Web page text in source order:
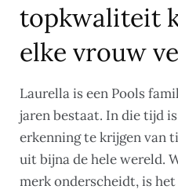
topkwaliteit
elke vrouw
Laurella is een Pools
jaren bestaat. In die tijd
erkenning te krijgen van
uit bijna de hele wereld.
merk onderscheidt, is